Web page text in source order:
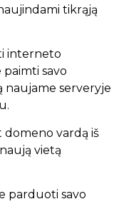
tikrąją
interneto
savo
naujame serveryje
domeno vardą iš
vietą
parduoti savo